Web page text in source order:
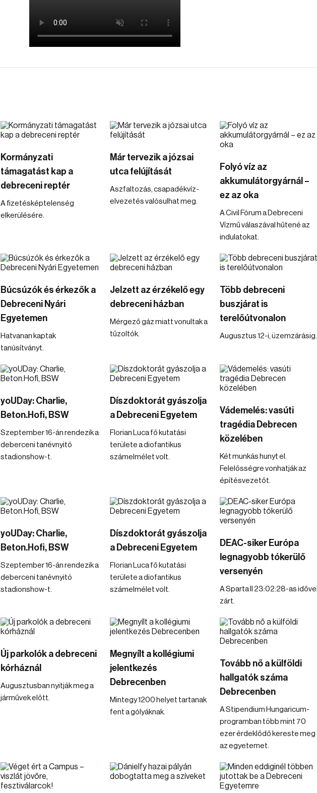
Kormányzati
támagatást kap a
debreceni reptér
A fizetésképtelenség
elkerülésére.
Már tervezik a józsai
utca felújítását
Aszfaltozás, csapadékvíz-
elvezetés valósulhat meg.
Folyó víz az
akkumulátorgyárnál –
ez az oka
A Civil Fórum a Debreceni
Vízmű válaszával hűtené az
indulatokat.
Búcsúzók és érkezők a
Debreceni Nyári
Egyetemen
Hatvanan kaptak
tanúsítványt.
Jelzett az érzékelő egy
debreceni házban
Mérgező gáz miatt vonultak a
tűzoltók.
Több debreceni
buszjárat is
terelőútvonalon
Augusztus 12-i, üzemzárásig.
yoUDay: Charlie,
Beton.Hofi, BSW
Szeptember 16-án rendezik a
deberceni tanévnyitó
stadionshow-t.
Díszdoktorát gyászolja
a Debreceni Egyetem
Florian Luca fő kutatási
területe a diofantikus
számelmélet volt.
Vádemelés: vasúti
tragédia Debrecen
közelében
Két munkás hunyt el.
Felelősségre vonhatják az
építésvezetőt.
yoUDay: Charlie,
Beton.Hofi, BSW
Szeptember 16-án rendezik a
deberceni tanévnyitó
stadionshow-t.
Díszdoktorát gyászolja
a Debreceni Egyetem
Florian Luca fő kutatási
területe a diofantikus
számelmélet volt.
DEAC-siker Európa
legnagyobb tókerülő
versenyén
A Sparta II 23:02:28-as idővel
zárt.
Új parkolók a debreceni
kórháznál
Augusztusban nyitják meg a
járművek előtt.
Megnyílt a kollégiumi
jelentkezés
Debrecenben
Mintegy 1200 helyet tartanak
fent a gólyáknak.
Tovább nő a külföldi
hallgatók száma
Debrecenben
A Stipendium Hungaricum-
programban több mint 70
ezer érdeklődő kereste meg
az egyetemet.